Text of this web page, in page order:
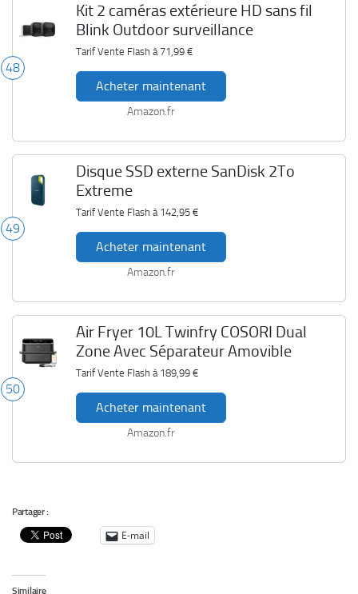
48
Kit 2 caméras extérieure HD sans fil
Blink Outdoor surveillance
Tarif Vente Flash à 71,99 €
Acheter maintenant
Amazon.fr
49
Disque SSD externe SanDisk 2To
Extreme
Tarif Vente Flash à 142,95 €
Acheter maintenant
Amazon.fr
50
Air Fryer 10L Twinfry COSORI Dual
Zone Avec Séparateur Amovible
Tarif Vente Flash à 189,99 €
Acheter maintenant
Amazon.fr
Partager :
E-mail
Similaire